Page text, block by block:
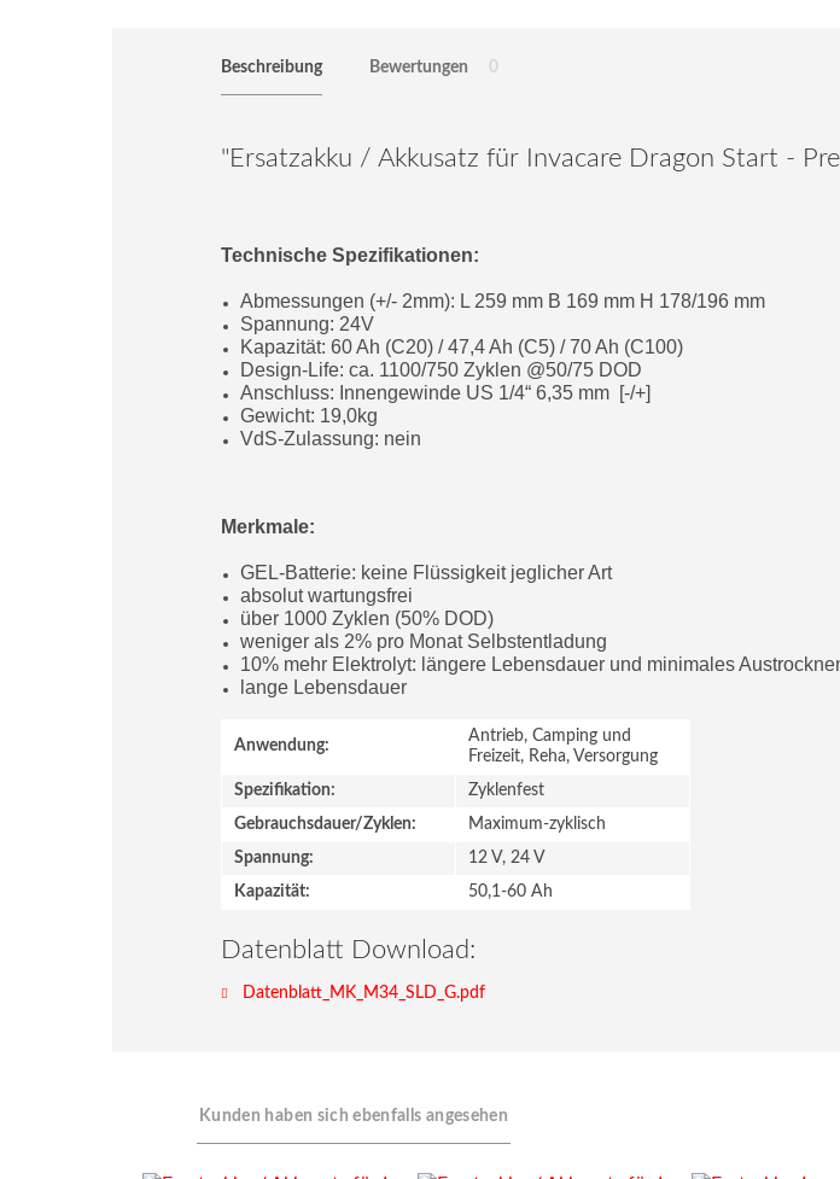
Beschreibung Bewertungen 0
"Ersatzakku / Akkusatz für Invacare Dragon Start -
Technische Spezifikationen:
Abmessungen (+/- 2mm): L 259 mm B 169 mm H 178/196 mm
Spannung: 24V
Kapazität: 60 Ah (C20) / 47,4 Ah (C5) / 70 Ah (C100)
Design-Life: ca. 1100/750 Zyklen @50/75 DOD
Anschluss: Innengewinde US 1/4“ 6,35 mm [-/+]
Gewicht: 19,0kg
VdS-Zulassung: nein
Merkmale:
GEL-Batterie: keine Flüssigkeit jeglicher Art
absolut wartungsfrei
über 1000 Zyklen (50% DOD)
weniger als 2% pro Monat Selbstentladung
10% mehr Elektrolyt: längere Lebensdauer und minimales
lange Lebensdauer
Anwendung:
Antrieb, Camping und
Freizeit, Reha, Versorgung
Spezifikation:
Zyklenfest
Gebrauchsdauer/Zyklen:
Maximum-zyklisch
Spannung:
12 V, 24 V
Kapazität:
50,1-60 Ah
Datenblatt Download:
Datenblatt_MK_M34_SLD_G.pdf
Kunden haben sich ebenfalls angesehen